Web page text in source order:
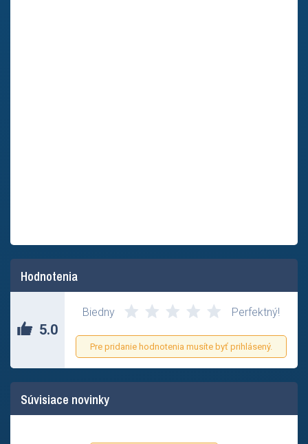
Hodnotenia
5.0
Biedny Perfektný!
Pre pridanie hodnotenia musíte byť prihlásený.
Súvisiace novinky